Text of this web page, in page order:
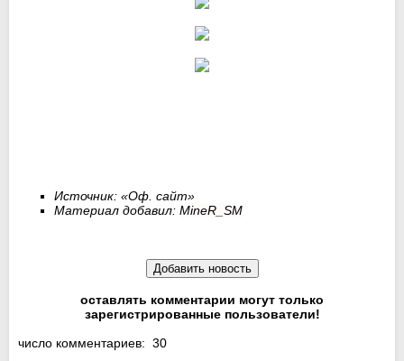
Источник: «Оф. сайт»
Материал добавил: MineR_SM
оставлять комментарии могут только
зарегистрированные пользователи!
число комментариев: 30